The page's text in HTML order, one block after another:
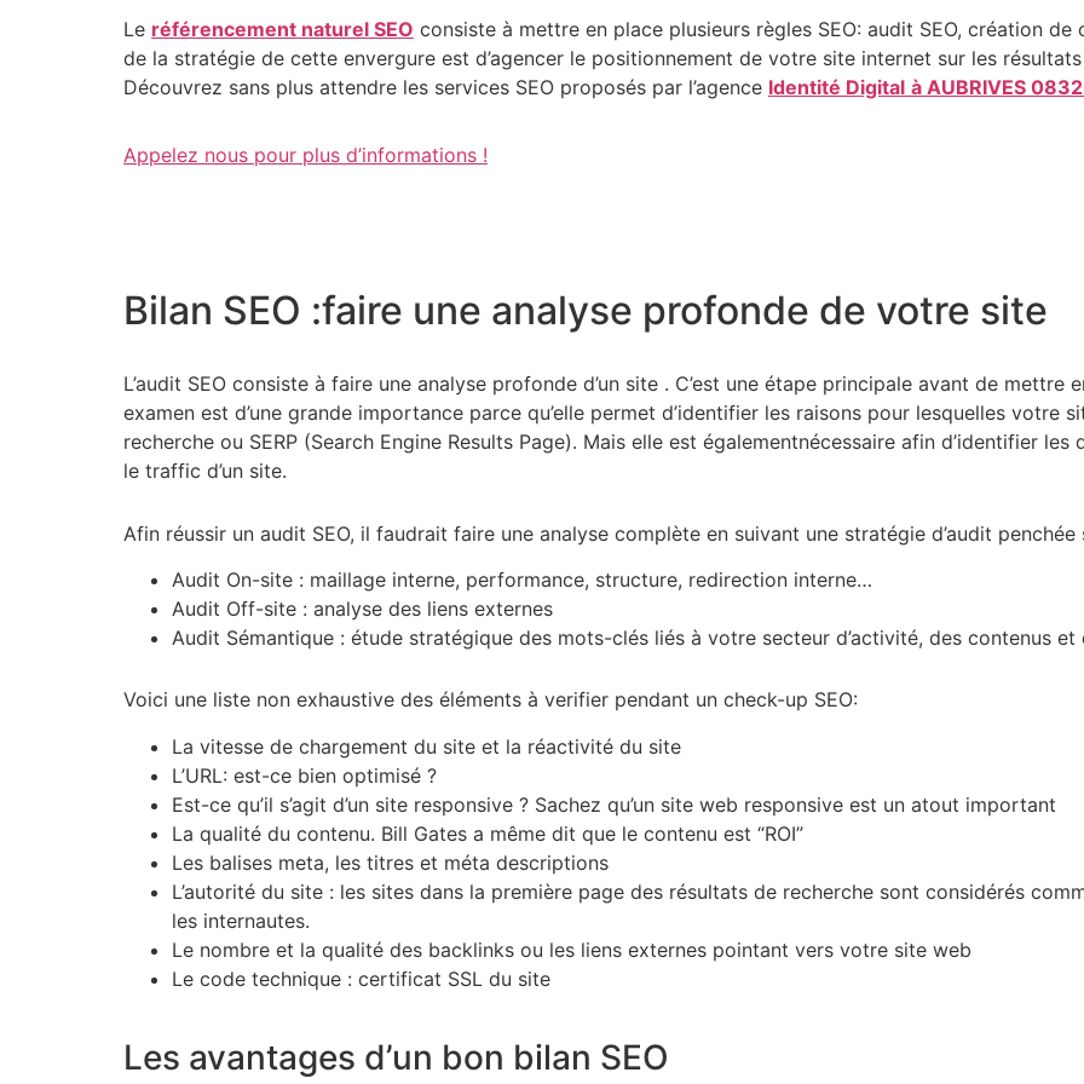
Le référencement naturel SEO consiste à mettre en place plusieurs règles SEO: audit SEO, création
de la stratégie de cette envergure est d’agencer le positionnement de votre site internet sur les
Découvrez sans plus attendre les services SEO proposés par l’agence Identité Digital à AUBRIVES
Appelez nous pour plus d’informations !
Bilan SEO :faire une analyse profonde de votre site
L’audit SEO consiste à faire une analyse profonde d’un site . C’est une étape principale avant de
examen est d’une grande importance parce qu’elle permet d’identifier les raisons pour lesquelles
recherche ou SERP (Search Engine Results Page). Mais elle est égalementnécessaire afin d’identifier
le traffic d’un site.
Afin réussir un audit SEO, il faudrait faire une analyse complète en suivant une stratégie d’audit
Audit On-site : maillage interne, performance, structure, redirection interne…
Audit Off-site : analyse des liens externes
Audit Sémantique : étude stratégique des mots-clés liés à votre secteur d’activité, des contenus et
Voici une liste non exhaustive des éléments à verifier pendant un check-up SEO:
La vitesse de chargement du site et la réactivité du site
L’URL: est-ce bien optimisé ?
Est-ce qu’il s’agit d’un site responsive ? Sachez qu’un site web responsive est un atout important
La qualité du contenu. Bill Gates a même dit que le contenu est “ROI”
Les balises meta, les titres et méta descriptions
L’autorité du site : les sites dans la première page des résultats de recherche sont considérés
les internautes.
Le nombre et la qualité des backlinks ou les liens externes pointant vers votre site web
Le code technique : certificat SSL du site
Les avantages d’un bon bilan SEO